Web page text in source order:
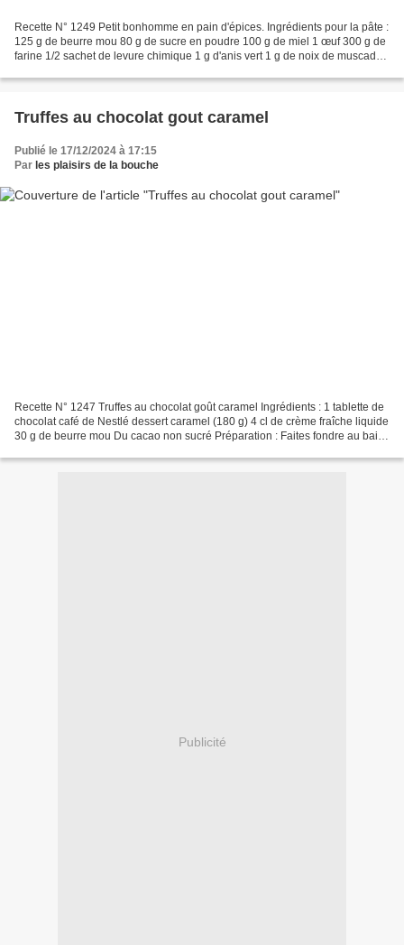
Recette N° 1249 Petit bonhomme en pain d'épices. Ingrédients pour la pâte :
125 g de beurre mou 80 g de sucre en poudre 100 g de miel 1 œuf 300 g de
farine 1/2 sachet de levure chimique 1 g d'anis vert 1 g de noix de muscade
Truffes au chocolat gout caramel
Publié le 17/12/2024 à 17:15
Par les plaisirs de la bouche
Recette N° 1247 Truffes au chocolat goût caramel Ingrédients : 1 tablette de
chocolat café de Nestlé dessert caramel (180 g) 4 cl de crème fraîche liquide
30 g de beurre mou Du cacao non sucré Préparation : Faites fondre au bain-
Publicité